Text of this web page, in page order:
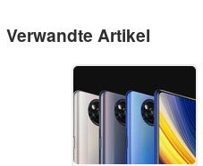
Verwandte Artikel